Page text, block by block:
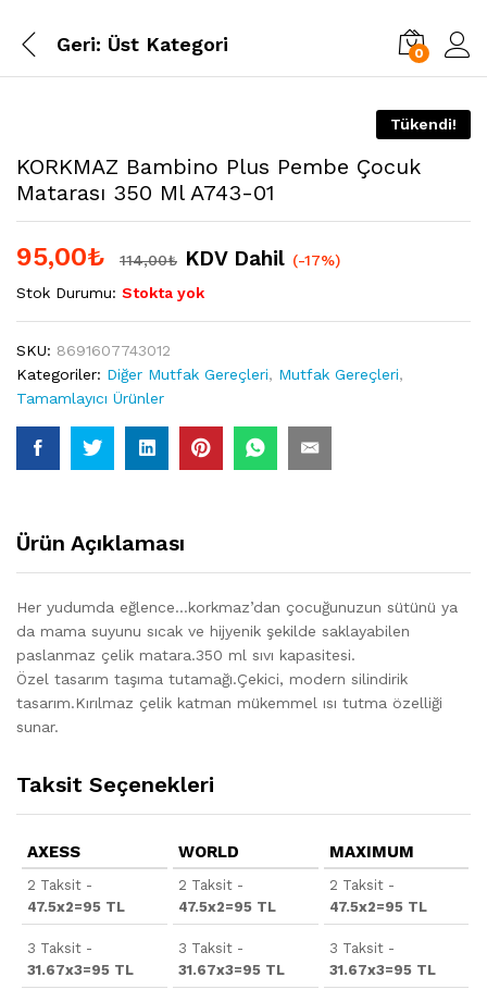
Geri: Üst Kategori 0
Tükendi!
KORKMAZ Bambino Plus Pembe Çocuk
Matarası 350 Ml A743-01
95,00₺ 114,00₺ KDV Dahil (-17%)
Stok Durumu: Stokta yok
SKU: 8691607743012
Kategoriler: Diğer Mutfak Gereçleri, Mutfak Gereçleri,
Tamamlayıcı Ürünler
Ürün Açıklaması
Her yudumda eğlence…korkmaz’dan çocuğunuzun sütünü ya
da mama suyunu sıcak ve hijyenik şekilde saklayabilen
paslanmaz çelik matara.350 ml sıvı kapasitesi.
Özel tasarım taşıma tutamağı.Çekici, modern silindirik
tasarım.Kırılmaz çelik katman mükemmel ısı tutma özelliği
sunar.
Taksit Seçenekleri
AXESS
2 Taksit -
47.5x2=95 TL
3 Taksit -
31.67x3=95 TL
WORLD
2 Taksit -
47.5x2=95 TL
3 Taksit -
31.67x3=95 TL
MAXIMUM
2 Taksit -
47.5x2=95 TL
3 Taksit -
31.67x3=95 TL